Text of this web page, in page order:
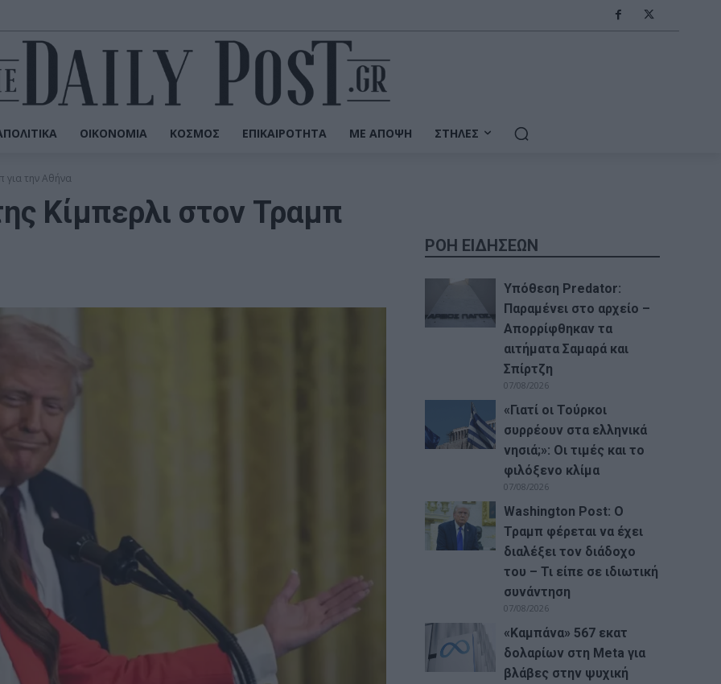
ΟΙΚΟΝΟΜΊΑ ΚΌΣΜΟΣ ΕΠΙΚΑΙΡΌΤΗΤΑ ΜΕ ΆΠΟΨΗ ΣΤΉΛΕΣ
για την Αθήνα
Κίμπερλι στον Τραμπ
ΡΟΗ ΕΙΔΗΣΕΩΝ
Υπόθεση Predator:
Παραμένει στο αρχείο –
Απορρίφθηκαν τα
αιτήματα Σαμαρά και
Σπίρτζη
07/08/2026
«Γιατί οι Τούρκοι
συρρέουν στα ελληνικά
νησιά;»: Οι τιμές και το
φιλόξενο κλίμα
07/08/2026
Washington Post: Ο
Τραμπ φέρεται να έχει
διαλέξει τον διάδοχο
του – Τι είπε σε ιδιωτική
συνάντηση
07/08/2026
«Καμπάνα» 567 εκατ
δολαρίων στη Meta για
βλάβες στην ψυχική